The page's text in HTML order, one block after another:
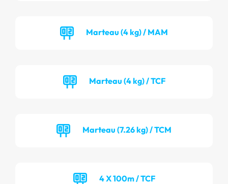
Marteau (4 kg) / MAM
Marteau (4 kg) / TCF
Marteau (7.26 kg) / TCM
4 X 100m / TCF